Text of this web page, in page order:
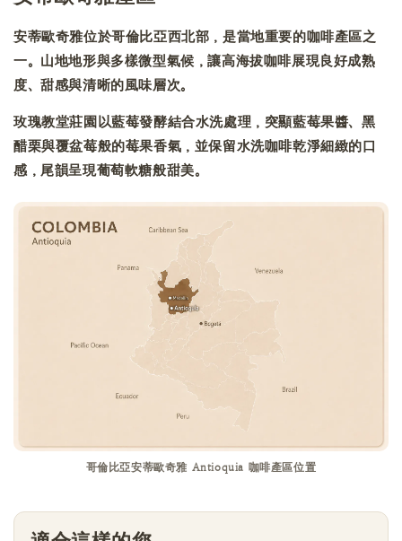
安蒂歐奇雅位於哥倫比亞西北部，是當地重要的咖啡產區之
一。山地地形與多樣微型氣候，讓高海拔咖啡展現良好成熟
度、甜感與清晰的風味層次。
玫瑰教堂莊園以藍莓發酵結合水洗處理，突顯藍莓果醬、黑
醋栗與覆盆莓般的莓果香氣，並保留水洗咖啡乾淨細緻的口
感，尾韻呈現葡萄軟糖般甜美。
哥倫比亞安蒂歐奇雅 Antioquia 咖啡產區位置